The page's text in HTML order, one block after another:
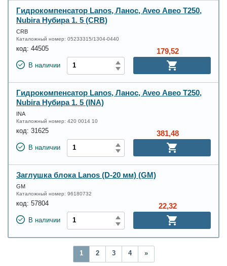
Гидрокомпенсатор Lanos, Ланос, Aveo Авео Т250,
Nubira Нубира 1. 5 (CRB)
CRB
Каталожный номер: 05233315/1304-0440
код: 44505
В наличии
179,52
Гидрокомпенсатор Lanos, Ланос, Aveo Авео Т250,
Nubira Нубира 1. 5 (INA)
INA
Каталожный номер: 420 0014 10
код: 31625
В наличии
381,48
Заглушка блока Lanos (D-20 мм) (GM)
GM
Каталожный номер: 96180732
код: 57804
В наличии
22,32
1 2 3 4 »